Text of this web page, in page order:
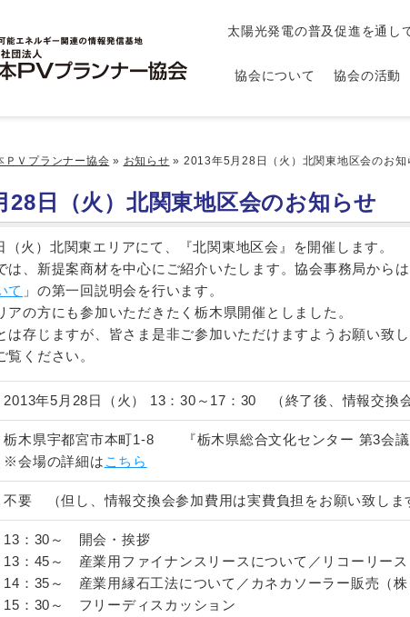
太陽光発電の普及促進を通し
協会について 協会の活動
ＰＶプランナー協会 » お知らせ » 2013年5月28日（火）北関東地区会のお知
28日（火）北関東地区会のお知らせ
（火）北関東エリアにて、『北関東地区会』を開催します。
は、新提案商材を中心にご紹介いたします。協会事務局から
て 」の第一回説明会を行います。
アの方にも参加いただきたく栃木県開催としました。
は存じますが、皆さま是非ご参加いただけますようお願い致し
覧ください。
2013年5月28日（火） 13：30～17：30 （終了後、情報交換会
栃木県宇都宮市本町1-8 『栃木県総合文化センター 第3会議
※会場の詳細は こちら
不要 （但し、情報交換会参加費用は実費負担をお願い致しま
13：30～ 開会・挨拶
13：45～ 産業用ファイナンスリースについて／リコーリース
14：35～ 産業用縁石工法について／カネカソーラー販売（株
15：30～ フリーディスカッション